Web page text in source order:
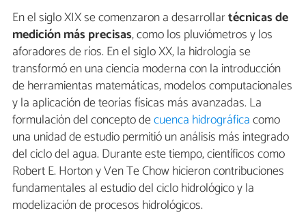
En el siglo XIX se comenzaron a desarrollartécnicas de
medición más precisas, como los pluviómetros y los
aforadores de ríos. En el siglo XX, la hidrología se
transformó en una ciencia moderna con la introducción
de herramientas matemáticas, modelos computacionales
y la aplicación de teorías físicas más avanzadas. La
formulación del concepto decuenca hidrográficacomo
una unidad de estudio permitió un análisis más integrado
del ciclo del agua. Durante este tiempo, científicos como
Robert E. Horton y Ven Te Chow hicieron contribuciones
fundamentales al estudio del ciclo hidrológico y la
modelización de procesos hidrológicos.